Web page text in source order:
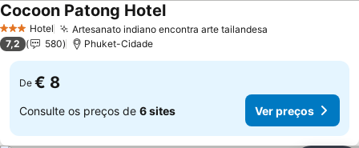
3 EstrelasHotel Artesanato indiano encontra arte tailandesa
Cocoon Patong Hotel
7,2 580 Phuket-Cidade
De € 8
Consulte os preços de 6 sites Ver preços